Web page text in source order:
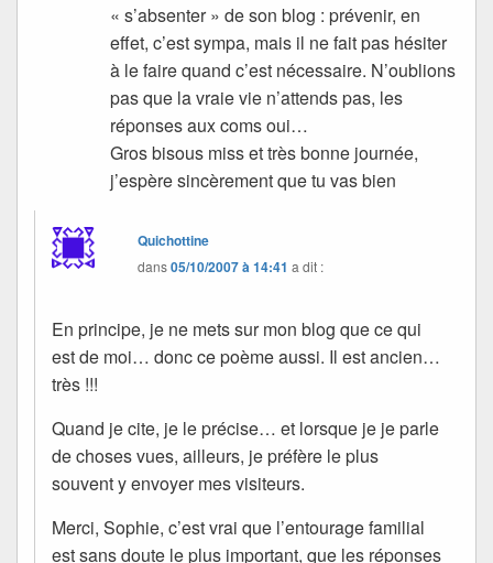
« s’absenter » de son blog : prévenir, en
effet, c’est sympa, mais il ne fait pas hésiter
à le faire quand c’est nécessaire. N’oublions
pas que la vraie vie n’attends pas, les
réponses aux coms oui…
Gros bisous miss et très bonne journée,
j’espère sincèrement que tu vas bien
Quichottine
dans05/10/2007 à 14:41 a dit :
En principe, je ne mets sur mon blog que ce qui
est de moi… donc ce poème aussi. Il est ancien…
très !!!
Quand je cite, je le précise… et lorsque je je parle
de choses vues, ailleurs, je préfère le plus
souvent y envoyer mes visiteurs.
Merci, Sophie, c’est vrai que l’entourage familial
est sans doute le plus important, que les réponses